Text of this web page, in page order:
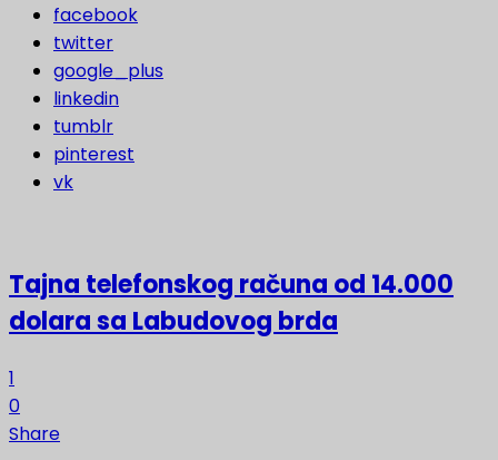
facebook
twitter
google_plus
linkedin
tumblr
pinterest
vk
Tajna telefonskog računa od 14.000
dolara sa Labudovog brda
1
0
Share